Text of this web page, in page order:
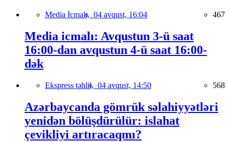
Media İcmalı, 04 avqust, 16:04 467
Media icmalı: Avqustun 3-ü saat
16:00-dan avqustun 4-ü saat 16:00-
dək
Ekspress təhlil, 04 avqust, 14:50 568
Azərbaycanda gömrük səlahiyyətləri
yenidən bölüşdürülür: islahat
çevikliyi artıracaqmı?